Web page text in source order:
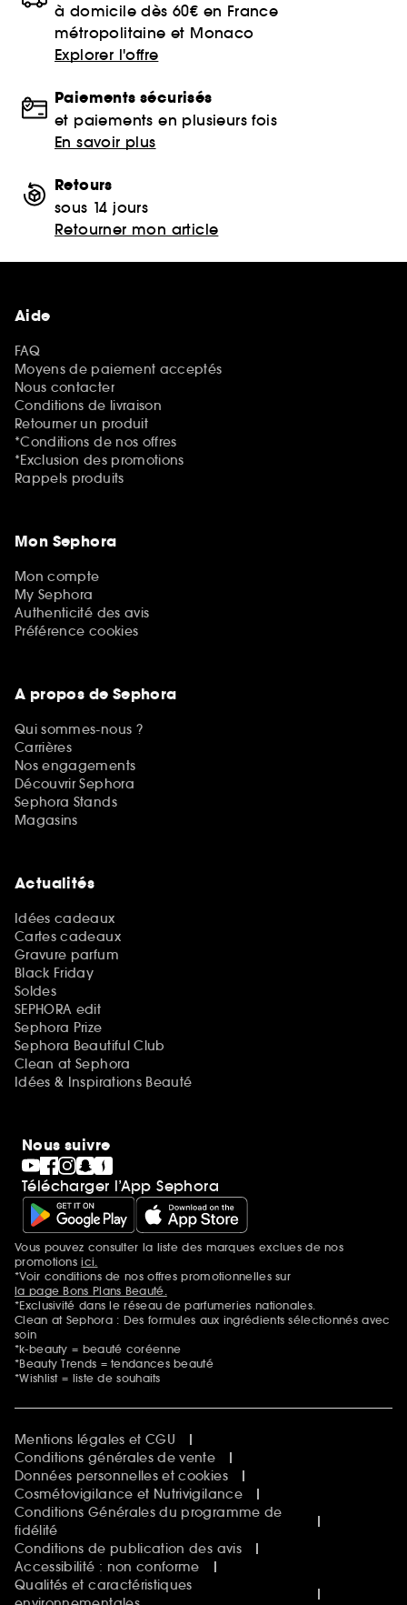
à domicile dès 60€ en France
métropolitaine et Monaco
Explorer l'offre
Paiements sécurisés
et paiements en plusieurs fois
En savoir plus
Retours
sous 14 jours
Retourner mon article
Aide
FAQ
Moyens de paiement acceptés
Nous contacter
Conditions de livraison
Retourner un produit
*Conditions de nos offres
*Exclusion des promotions
Rappels produits
Mon Sephora
Mon compte
My Sephora
Authenticité des avis
Préférence cookies
A propos de Sephora
Qui sommes-nous ?
Carrières
Nos engagements
Découvrir Sephora
Sephora Stands
Magasins
Actualités
Idées cadeaux
Cartes cadeaux
Gravure parfum
Black Friday
Soldes
SEPHORA edit
Sephora Prize
Sephora Beautiful Club
Clean at Sephora
Idées & Inspirations Beauté
Nous suivre
Télécharger l’App Sephora
Mentions additionnelles
Vous pouvez consulter la liste des marques exclues de nos
promotionsici.
*Voir conditions de nos offres promotionnelles sur
la page Bons Plans Beauté.
*Exclusivité dans le réseau de parfumeries nationales.
Clean at Sephora : Des formules aux ingrédients sélectionnés avec
soin
*k-beauty = beauté coréenne
*Beauty Trends = tendances beauté
*Wishlist = liste de souhaits
Mentions légales et CGU
Conditions générales de vente
Données personnelles et cookies
Cosmétovigilance et Nutrivigilance
Conditions Générales du programme de
fidélité
Conditions de publication des avis
Accessibilité : non conforme
Qualités et caractéristiques